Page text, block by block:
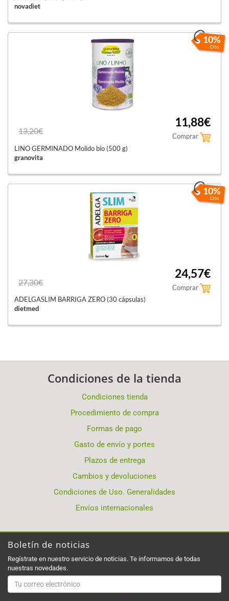
novadiet
10%
Dto.
13,20€
11,88€
Comprar
LINO GERMINADO Molido bio (500 g)
granovita
10%
Dto.
27,30€
24,57€
Comprar
ADELGASLIM BARRIGA ZERO (30 cápsulas)
dietmed
Condiciones de la tienda
Condiciones tienda
Procedimiento de compra
Formas de pago
Gasto de envío y portes
Plazos de entrega
Cambios y devoluciones
Condiciones de Uso. Generalidades
Envíos internacionales
Boletín de noticias
Regístrate en nuestro servicio de noticias. Te informamos de todas
nuestras novedades.